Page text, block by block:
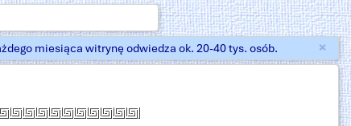
×
miesiąca witrynę odwiedza ok. 20-40 tys. osób.